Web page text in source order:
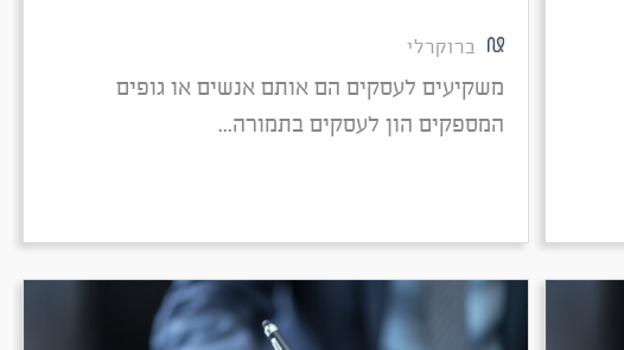
ברוקרלי
משקיעים לעסקים הם אותם אנשים או גופים
המספקים הון לעסקים בתמורה...